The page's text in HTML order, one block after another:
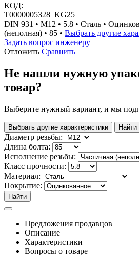
КОД:
Т0000005328_KG25
DIN 931 • М12 • 5.8 • Сталь •
(неполная) • 85 • Выбрать другие
Задать вопрос инженеру
Отложить Сравнить
Не нашли нужную
товар?
Выберите нужный вариант, и мы
Выбрать другие характеристики
Диаметр резьбы:
Длина болта:
Исполнение резьбы:
Класс прочности:
Материал:
Покрытие:
Найти
Предложения продавцов
Описание
Характеристики
Вопросы о товаре